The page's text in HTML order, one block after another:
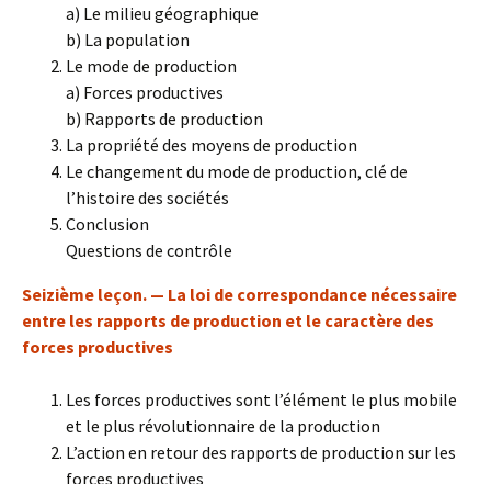
a) Le milieu géographique
b) La population
Le mode de production
a) Forces productives
b) Rapports de production
La propriété des moyens de production
Le changement du mode de production, clé de
l’histoire des sociétés
Conclusion
Questions de contrôle
Seizième leçon. — La loi de correspondance nécessaire
entre les rapports de production et le caractère des
forces productives
Les forces productives sont l’élément le plus mobile
et le plus révolutionnaire de la production
L’action en retour des rapports de production sur les
forces productives